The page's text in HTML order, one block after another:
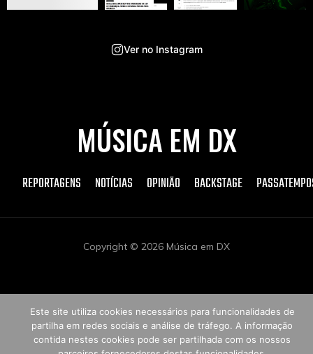
Ver no Instagram
MÚSICA EM DX
REPORTAGENS NOTÍCIAS OPINIÃO BACKSTAGE
Copyright © 2026 Música em DX
Este site utiliza cookies necessários para funcionalidades de
partilha em redes sociais e análise de tráfego. A informação
contida nestes cookies pode ser partilhada com os nossos